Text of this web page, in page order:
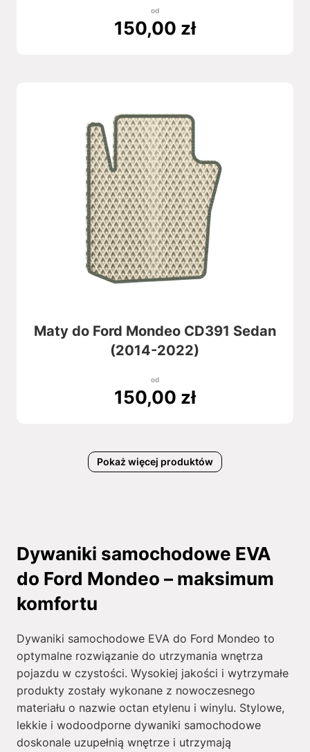
od
150,00 zł
Maty do Ford Mondeo CD391 Sedan
(2014-2022)
od
150,00 zł
Pokaż więcej produktów
Dywaniki samochodowe EVA
do Ford Mondeo – maksimum
komfortu
Dywaniki samochodowe EVA do Ford Mondeo to
optymalne rozwiązanie do utrzymania wnętrza
pojazdu w czystości. Wysokiej jakości i wytrzymałe
produkty zostały wykonane z nowoczesnego
materiału o nazwie octan etylenu i winylu. Stylowe,
lekkie i wodoodporne dywaniki samochodowe
doskonale uzupełnią wnętrze i utrzymają